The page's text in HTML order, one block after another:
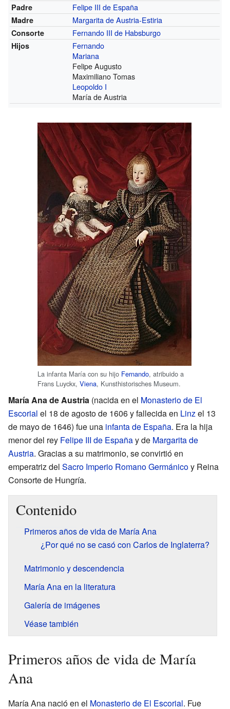
Padre Felipe III de España
Madre Margarita de Austria-Estiria
Consorte Fernando III de Habsburgo
Hijos
Fernando
Mariana
Felipe Augusto
Maximiliano Tomas
Leopoldo I
María de Austria
La infanta María con su hijo Fernando, atribuido a
Frans Luyckx, Viena, Kunsthistorisches Museum.
María Ana de Austria (nacida en el Monasterio de El
Escorial el 18 de agosto de 1606 y fallecida en Linzel 13
de mayo de 1646) fue una infanta de España. Era la hija
menor del rey Felipe III de Españay de Margarita de
Austria. Gracias a su matrimonio, se convirtió en
emperatriz del Sacro Imperio Romano Germánicoy Reina
Consorte de Hungría.
Contenido
Primeros años de vida de María Ana
¿Por qué no se casó con Carlos de Inglaterra?
Matrimonio y descendencia
María Ana en la literatura
Galería de imágenes
Véase también
Primeros años de vida de María
Ana
María Ana nació en el Monasterio de El Escorial. Fue